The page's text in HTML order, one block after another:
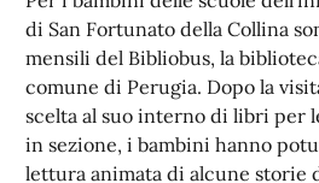
di San Fortunato della Collina
mensili del Bibliobus, la
comune di Perugia. Dopo la
scelta al suo interno di libri per
in sezione, i bambini hanno
lettura animata di alcune storie